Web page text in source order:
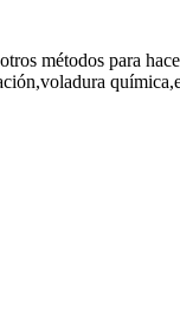
métodos para